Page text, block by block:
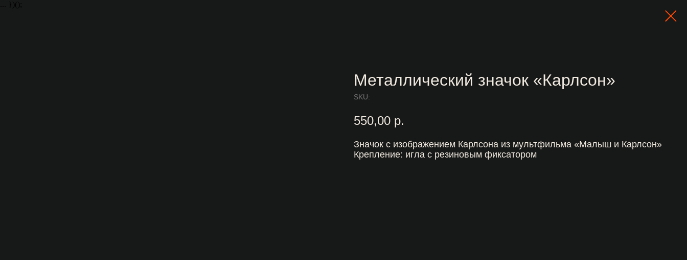
... })();
Металлический значок «Карлсон»
SKU:
550,00 р.
Значок с изображением Карлсона из мультфильма «Малыш и Карлсон»
Крепление: игла с резиновым фиксатором